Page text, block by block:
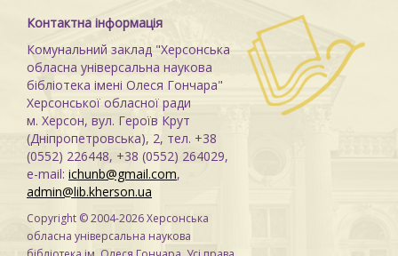
Контактна інформація
Комунальний заклад "Херсонська
обласна універсальна наукова
бібліотека імені Олеся Гончара"
Херсонської обласної ради
м. Херсон, вул. Героїв Крут
(Дніпропетровська), 2, тел. +38
(0552) 226448, +38 (0552) 264029,
e-mail: ichunb@gmail.com,
admin@lib.kherson.ua
Copyright © 2004-2026 Херсонська
обласна універсальна наукова